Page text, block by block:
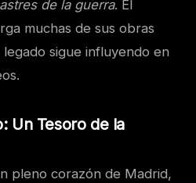
de la guerra. El
muchas de sus obras
legado sigue influyendo en
Un Tesoro de la
pleno corazón de Madrid,